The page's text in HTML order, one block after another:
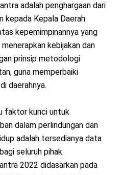
adalah penghargaan dari
kepada Kepala Daerah
kepemimpinannya yang
kebijakan dan
prinsip metodologi
guna memperbaiki
daerahnya.
faktor kunci untuk
dalam perlindungan dan
adalah tersedianya data
seluruh pihak.
2022 didasarkan pada